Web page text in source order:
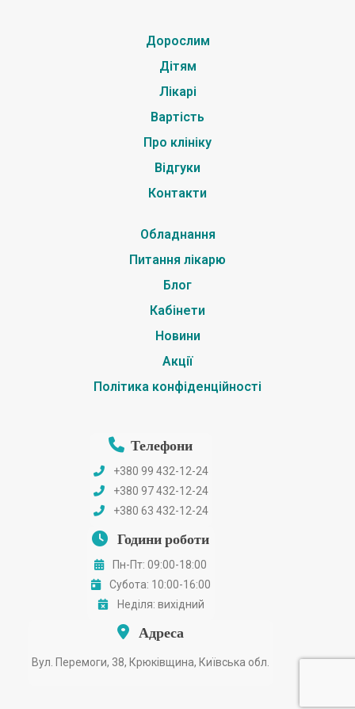
Дорослим
Дітям
Лікарі
Вартість
Про клініку
Відгуки
Контакти
Обладнання
Питання лікарю
Блог
Кабінети
Новини
Акції
Політика конфіденційності
Телефони
+380 99 432-12-24
+380 97 432-12-24
+380 63 432-12-24
Години роботи
Пн-Пт: 09:00-18:00
Субота: 10:00-16:00
Неділя: вихідний
Адреса
Вул. Перемоги, 38, Крюківщина, Київська обл.